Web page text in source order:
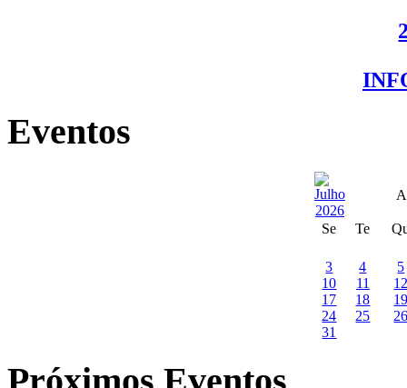
Eventos
Se Te
3 4
5
10
11
17
18
24
25
31